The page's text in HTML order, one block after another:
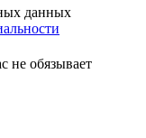
данных
не обязывает